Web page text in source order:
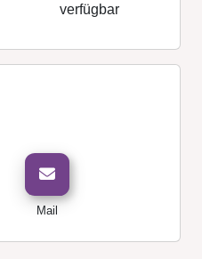
verfügbar
Mail